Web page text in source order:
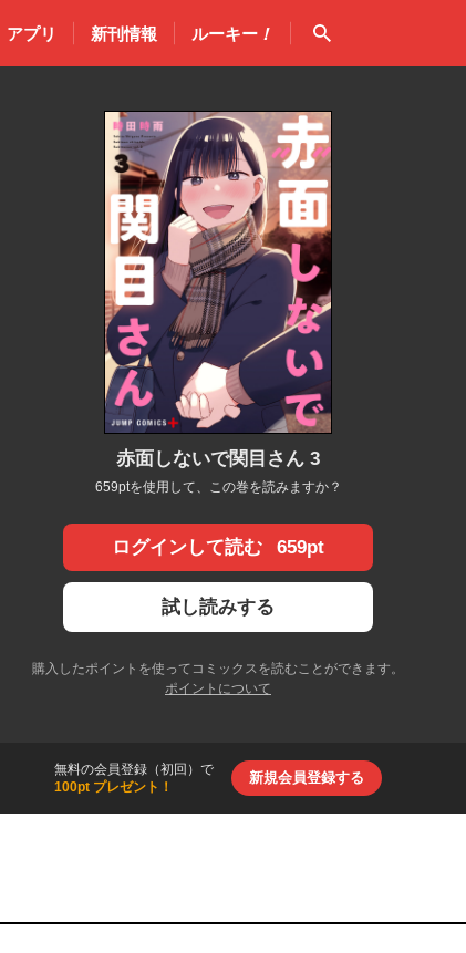
アプリ 新刊情報 ルーキー！ 検索
赤面しないで関目さん 3
659ptを使用して、この巻を読みますか？
ログインして読む 659pt
試し読みする
購入したポイントを使ってコミックスを読むことができます。
ポイントについて
無料の会員登録（初回）で
100pt プレゼント！
新規会員登録する